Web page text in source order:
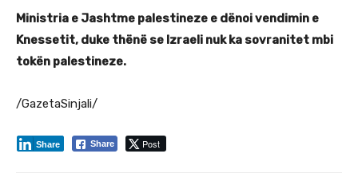
Ministria e Jashtme palestineze e dënoi vendimin e
Knessetit, duke thënë se Izraeli nuk ka sovranitet mbi
tokën palestineze.
/GazetaSinjali/
Share Post
Share